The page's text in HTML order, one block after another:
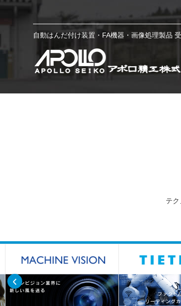
自動はんだ付け装置・FA機器・画像処理製品
テ